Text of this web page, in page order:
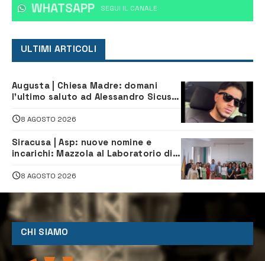
WHATSAPP ‎SEGUI IL CANALE
ULTIMI ARTICOLI
Augusta | Chiesa Madre: domani
l’ultimo saluto ad Alessandro Sicuso,
8 AGOSTO 2026
Siracusa | Asp: nuove nomine e
incarichi: Mazzola al Laboratorio di
Servizio Legale
8 AGOSTO 2026
CHI SIAMO